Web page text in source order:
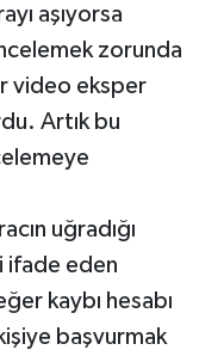
aşıyorsa
zorunda
video eksper
Artık bu
uğradığı
ifade eden
kaybı hesabı
başvurmak